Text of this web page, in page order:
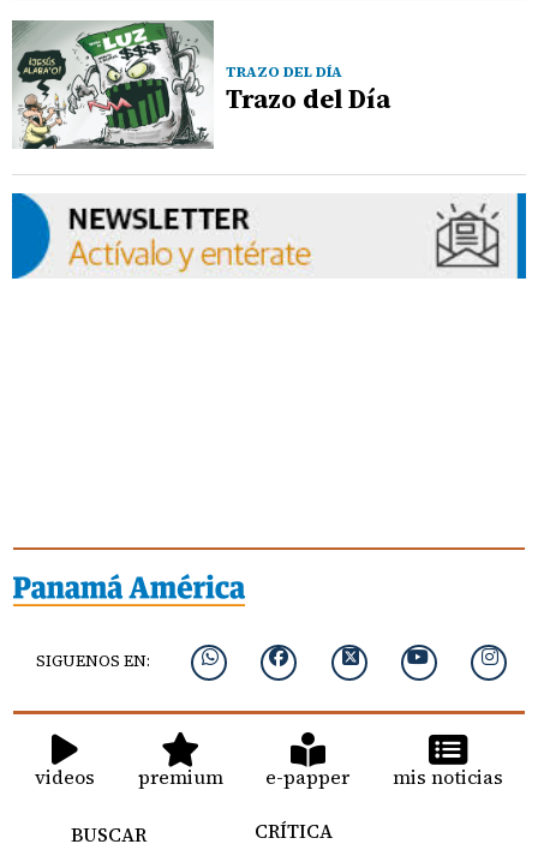
TRAZO DEL DÍA
Trazo del Día
SIGUENOS EN:
videos premium e-papper mis noticias
BUSCAR
CRÍTICA